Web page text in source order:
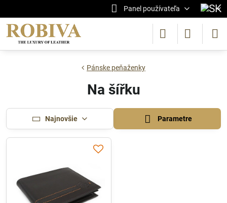
Panel používateľa
Pánske peňaženky
Na šířku
Najnovšie Parametre